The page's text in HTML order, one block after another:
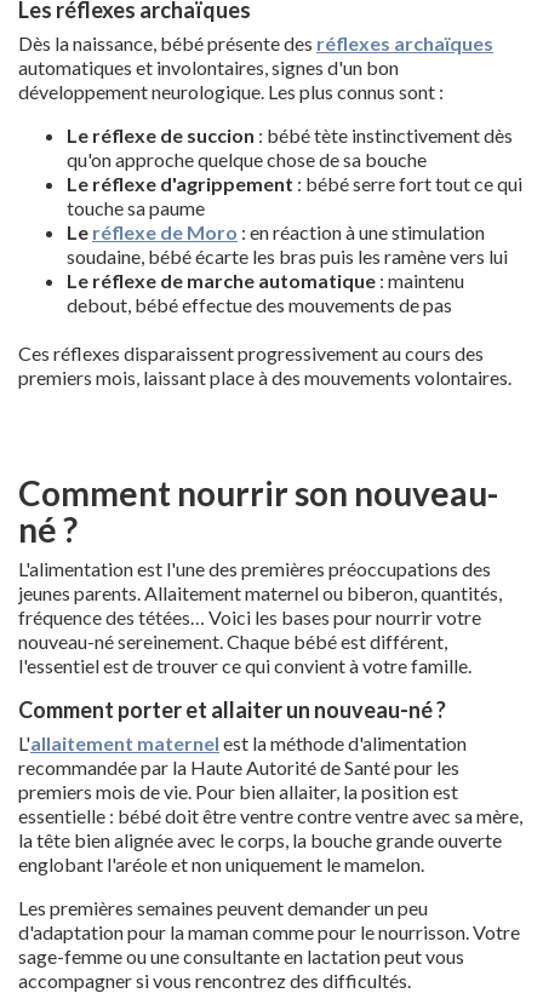
Les réflexes archaïques
Dès la naissance, bébé présente des réflexes archaïques
automatiques et involontaires, signes d'un bon
développement neurologique. Les plus connus sont :
Le réflexe de succion : bébé tète instinctivement dès
qu'on approche quelque chose de sa bouche
Le réflexe d'agrippement : bébé serre fort tout ce qui
touche sa paume
Le réflexe de Moro : en réaction à une stimulation
soudaine, bébé écarte les bras puis les ramène vers lui
Le réflexe de marche automatique : maintenu
debout, bébé effectue des mouvements de pas
Ces réflexes disparaissent progressivement au cours des
premiers mois, laissant place à des mouvements volontaires.
Comment nourrir son nouveau-
né ?
L'alimentation est l'une des premières préoccupations des
jeunes parents. Allaitement maternel ou biberon, quantités,
fréquence des tétées… Voici les bases pour nourrir votre
nouveau-né sereinement. Chaque bébé est différent,
l'essentiel est de trouver ce qui convient à votre famille.
Comment porter et allaiter un nouveau-né ?
L'allaitement maternel est la méthode d'alimentation
recommandée par la Haute Autorité de Santé pour les
premiers mois de vie. Pour bien allaiter, la position est
essentielle : bébé doit être ventre contre ventre avec sa mère,
la tête bien alignée avec le corps, la bouche grande ouverte
englobant l'aréole et non uniquement le mamelon.
Les premières semaines peuvent demander un peu
d'adaptation pour la maman comme pour le nourrisson. Votre
sage-femme ou une consultante en lactation peut vous
accompagner si vous rencontrez des difficultés.